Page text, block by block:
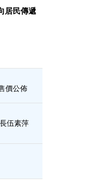
居民傳遞
價公佈
伍素萍